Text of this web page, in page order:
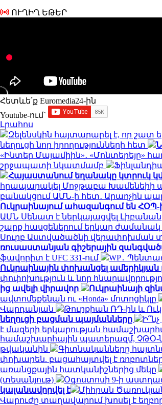
ՈՒՂԻՂ ԵԹԵՐ
Հետևե՛ք Euromedia24-ին
Youtube-ում`
Լրահոս
Զելենսկին հայտարարել է, որ շատ
նեղուցի նոր իրողությունների հետ
«Ինտեր Մայամիին»․ «Մոնտերեյը»
շրջապատի նկատմամբ
Հայաստանում եղանակը կտրուկ
հրապարակել Մոջթաբա Խամենեիի
բանակցում ԱՄՆ-ի հետ․ Արաղչին
Ուկրաինայում ահազանգում են
ԱՄՆ Սենատ է ներկայացվել
շարք հասցեներում երկար ժամանակ
Սուրբ Աստվածածնի վերափոխման
ռուսաստանյան գիշերային
ֆավորիտ է UFC 331-ում
WP․
Ուկրաինային փոխանցել ամերիկյան
փոփոխություն և նոր
ից ավելի վիրավոր
Ուկրաինայի
ավտոմեքենան ու «Honda» մոտոցիկլը
Վարդանյան
Թուրքիան ՌԴ-ին և
նեղուցի բացման պայմանները
է մազերի երկարության
համաշխարհային պատերազմ, ՉԹՕ-
թվականին
Գիտնականները
փոխարեն. բացահայտվել է
առանցքային հատկանիշներից մեկը
(տեսանյութ)
Օգոստոսի 9-ի
կալանավորվել է
Միհրան
Վարուժը տաղավարում խոսել է